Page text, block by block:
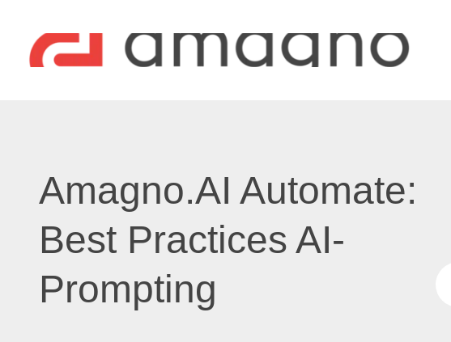
Amagno.AI Automate:
Best Practices AI-
Prompting